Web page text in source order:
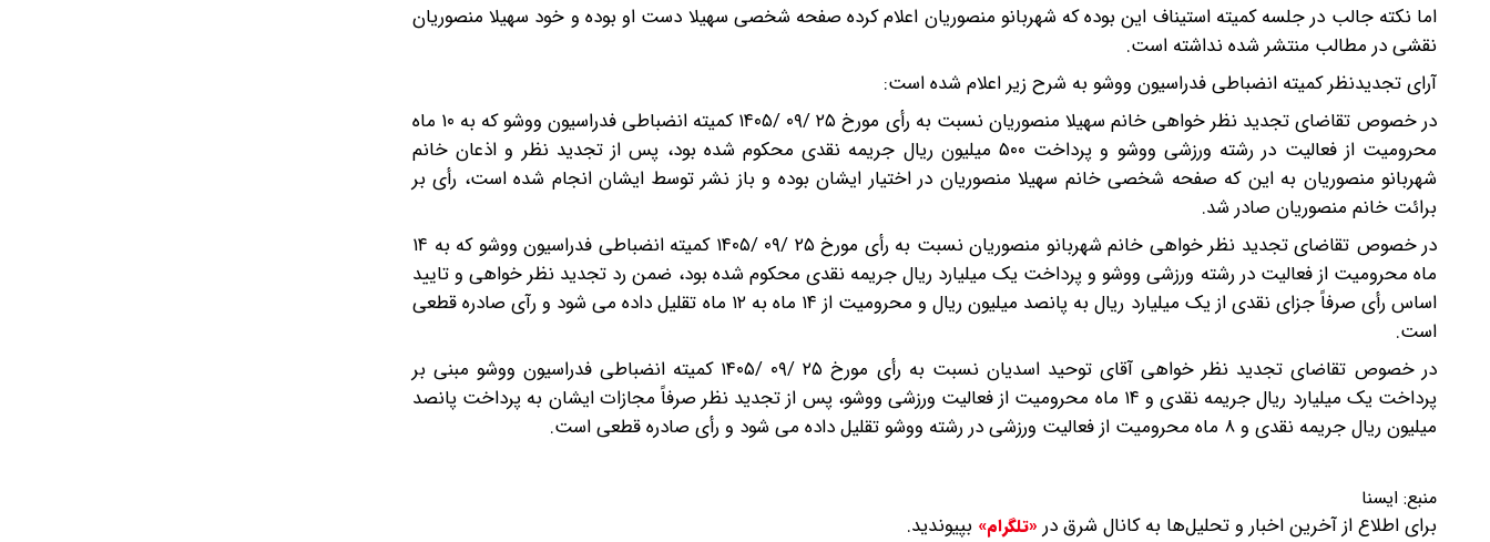
اما نکته جالب در جلسه کمیته استیناف این بوده که شهربانو منصوریان اعلام کرده صفحه شخصی سهیلا دست او بوده و خود سهیلا منصوریان
نقشی در مطالب منتشر شده نداشته است.
آرای تجدیدنظر کمیته انضباطی فدراسیون ووشو به شرح زیر اعلام شده است:
در خصوص تقاضای تجدید نظر خواهی خانم سهیلا منصوریان نسبت به رأی مورخ ۲۵ /۰۹ /۱۴۰۵ کمیته انضباطی فدراسیون ووشو که به ۱۰ ماه
محرومیت از فعالیت در رشته ورزشی ووشو و پرداخت ۵۰۰ میلیون ریال جریمه نقدی محکوم شده بود، پس از تجدید نظر و اذعان خانم
شهربانو منصوریان به این که صفحه شخصی خانم سهیلا منصوریان در اختیار ایشان بوده و باز نشر توسط ایشان انجام شده است، رأی بر
برائت خانم منصوریان صادر شد.
در خصوص تقاضای تجدید نظر خواهی خانم شهربانو منصوریان نسبت به رأی مورخ ۲۵ /۰۹ /۱۴۰۵ کمیته انضباطی فدراسیون ووشو که به ۱۴
ماه محرومیت از فعالیت در رشته ورزشی ووشو و پرداخت یک میلیارد ریال جریمه نقدی محکوم شده بود، ضمن رد تجدید نظر خواهی و تایید
اساس رأی صرفاً جزای نقدی از یک میلیارد ریال به پانصد میلیون ریال و محرومیت از ۱۴ ماه به ۱۲ ماه تقلیل داده می شود و رآی صادره قطعی
است.
در خصوص تقاضای تجدید نظر خواهی آقای توحید اسدیان نسبت به رأی مورخ ۲۵ /۰۹ /۱۴۰۵ کمیته انضباطی فدراسیون ووشو مبنی بر
پرداخت یک میلیارد ریال جریمه نقدی و ۱۴ ماه محرومیت از فعالیت ورزشی ووشو، پس از تجدید نظر صرفاً مجازات ایشان به پرداخت پانصد
میلیون ریال جریمه نقدی و ۸ ماه محرومیت از فعالیت ورزشی در رشته ووشو تقلیل داده می شود و رأی صادره قطعی است.
منبع: ایسنا
برای اطلاع از آخرین اخبار و تحلیل‌ها به کانال شرق در «تلگرام» بپیوندید.